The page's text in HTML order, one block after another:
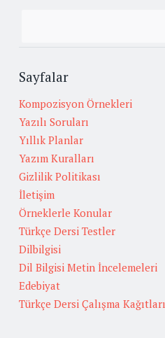
Sayfalar
Kompozisyon Örnekleri
Yazılı Soruları
Yıllık Planlar
Yazım Kuralları
Gizlilik Politikası
İletişim
Örneklerle Konular
Türkçe Dersi Testler
Dilbilgisi
Dil Bilgisi Metin İncelemeleri
Edebiyat
Türkçe Dersi Çalışma Kağıtları